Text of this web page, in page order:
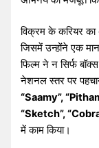
विक्रम के करियर
जिसमें उन्होंने एक
फिल्म ने न सिर्फ
नेशनल स्तर पर
“Saamy”,
“Sketch”,
में काम किया।